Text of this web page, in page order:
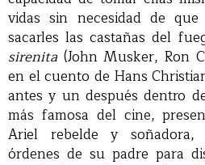
vidas sin necesidad de
sacarles las castañas del
sirenita (John Musker, Ron
en el cuento de Hans
antes y un después dentro
más famosa del cine,
Ariel rebelde y soñadora,
órdenes de su padre para